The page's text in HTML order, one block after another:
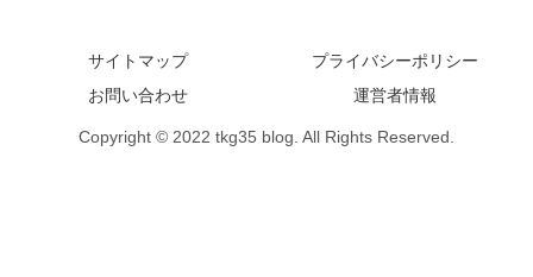
サイトマップ
プライバシーポリシー
お問い合わせ
運営者情報
Copyright © 2022 tkg35 blog. All Rights Reserved.